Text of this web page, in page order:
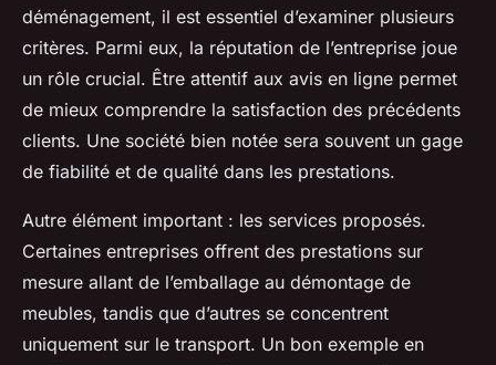
déménagement, il est essentiel d’examiner plusieurs
critères. Parmi eux, la réputation de l’entreprise joue
un rôle crucial. Être attentif aux avis en ligne permet
de mieux comprendre la satisfaction des précédents
clients. Une société bien notée sera souvent un gage
de fiabilité et de qualité dans les prestations.
Autre élément important : les services proposés.
Certaines entreprises offrent des prestations sur
mesure allant de l’emballage au démontage de
meubles, tandis que d’autres se concentrent
uniquement sur le transport. Un bon exemple en